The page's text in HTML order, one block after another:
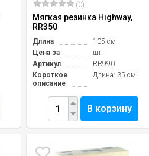
(0)
Мягкая резинка Highway,
RR350
Длина
105 см
Цена за
шт.
Артикул
RR990
Короткое
описание
Длина: 35 см
В корзину